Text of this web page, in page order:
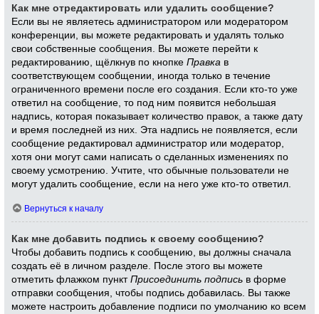
Как мне отредактировать или удалить сообщение?
Если вы не являетесь администратором или модератором
конференции, вы можете редактировать и удалять только
свои собственные сообщения. Вы можете перейти к
редактированию, щёлкнув по кнопкеПравка в
соответствующем сообщении, иногда только в течение
ограниченного времени после его создания. Если кто-то уже
ответил на сообщение, то под ним появится небольшая
надпись, которая показывает количество правок, а также дату
и время последней из них. Эта надпись не появляется, если
сообщение редактировал администратор или модератор,
хотя они могут сами написать о сделанных изменениях по
своему усмотрению. Учтите, что обычные пользователи не
могут удалить сообщение, если на него уже кто-то ответил.
Вернуться к началу
Как мне добавить подпись к своему сообщению?
Чтобы добавить подпись к сообщению, вы должны сначала
создать её в личном разделе. После этого вы можете
отметить флажком пунктПрисоединить подпись в форме
отправки сообщения, чтобы подпись добавилась. Вы также
можете настроить добавление подписи по умолчанию ко всем